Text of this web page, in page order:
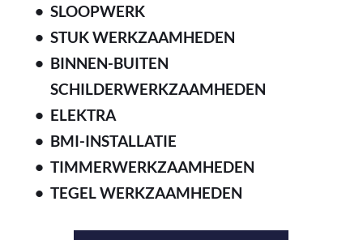
SLOOPWERK
STUK WERKZAAMHEDEN
BINNEN-BUITEN
SCHILDERWERKZAAMHEDEN
ELEKTRA
BMI-INSTALLATIE
TIMMERWERKZAAMHEDEN
TEGEL WERKZAAMHEDEN